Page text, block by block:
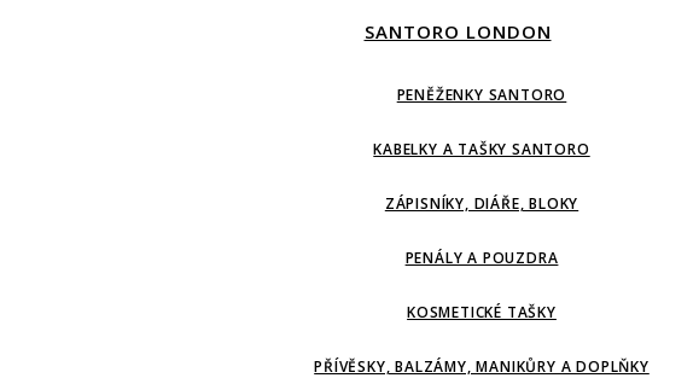
SANTORO LONDON
PENĚŽENKY SANTORO
KABELKY A TAŠKY SANTORO
ZÁPISNÍKY, DIÁŘE, BLOKY
PENÁLY A POUZDRA
KOSMETICKÉ TAŠKY
PŘÍVĚSKY, BALZÁMY, MANIKŮRY A DOPLŇKY